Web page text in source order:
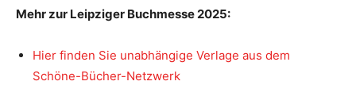
Mehr zur Leipziger Buchmesse 2025:
Hier finden Sie unabhängige Verlage aus dem
Schöne-Bücher-Netzwerk